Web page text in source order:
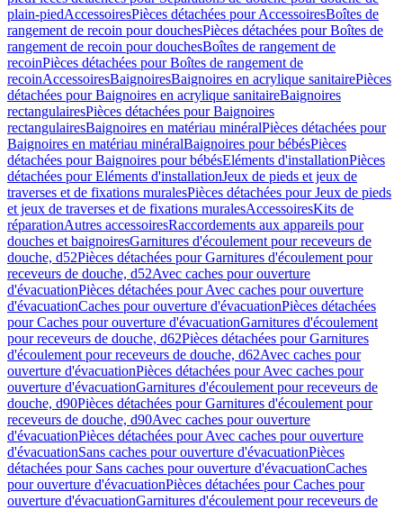
plain-piedAccessoiresPièces détachées pour AccessoiresBoîtes de
rangement de recoin pour douchesPièces détachées pour Boîtes de
rangement de recoin pour douchesBoîtes de rangement de
recoinPièces détachées pour Boîtes de rangement de
recoinAccessoiresBaignoiresBaignoires en acrylique sanitairePièces
détachées pour Baignoires en acrylique sanitaireBaignoires
rectangulairesPièces détachées pour Baignoires
rectangulairesBaignoires en matériau minéralPièces détachées pour
Baignoires en matériau minéralBaignoires pour bébésPièces
détachées pour Baignoires pour bébésEléments d'installationPièces
détachées pour Eléments d'installationJeux de pieds et jeux de
traverses et de fixations muralesPièces détachées pour Jeux de pieds
et jeux de traverses et de fixations muralesAccessoiresKits de
réparationAutres accessoiresRaccordements aux appareils pour
douches et baignoiresGarnitures d'écoulement pour receveurs de
douche, d52Pièces détachées pour Garnitures d'écoulement pour
receveurs de douche, d52Avec caches pour ouverture
d'évacuationPièces détachées pour Avec caches pour ouverture
d'évacuationCaches pour ouverture d'évacuationPièces détachées
pour Caches pour ouverture d'évacuationGarnitures d'écoulement
pour receveurs de douche, d62Pièces détachées pour Garnitures
d'écoulement pour receveurs de douche, d62Avec caches pour
ouverture d'évacuationPièces détachées pour Avec caches pour
ouverture d'évacuationGarnitures d'écoulement pour receveurs de
douche, d90Pièces détachées pour Garnitures d'écoulement pour
receveurs de douche, d90Avec caches pour ouverture
d'évacuationPièces détachées pour Avec caches pour ouverture
d'évacuationSans caches pour ouverture d'évacuationPièces
détachées pour Sans caches pour ouverture d'évacuationCaches
pour ouverture d'évacuationPièces détachées pour Caches pour
ouverture d'évacuationGarnitures d'écoulement pour receveurs de